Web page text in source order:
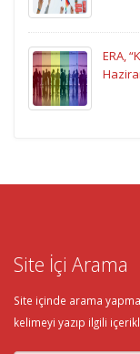
ERA,
Site İçi Arama
Site içinde arama
kelimeyi yazıp ilgili